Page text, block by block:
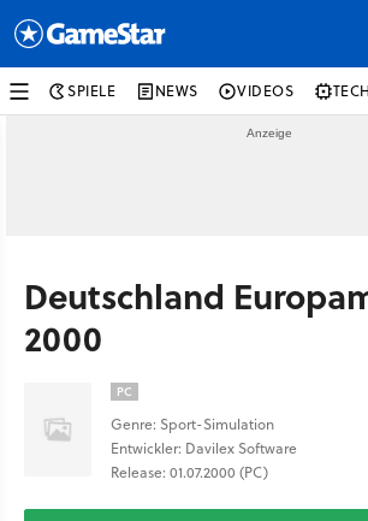
SPIELE NEWS VIDEOS TECH
Deutschland
2000
PC
Genre: Sport-Simulation
Entwickler: Davilex Software
Release: 01.07.2000 (PC)